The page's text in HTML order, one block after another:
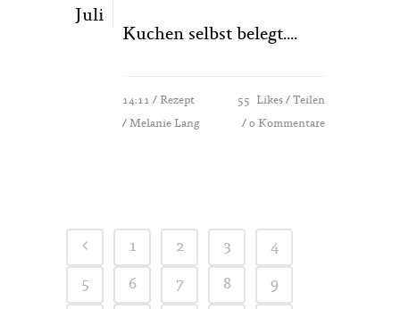
Juli
Kuchen selbst belegt....
14:11 / Rezept
/ Melanie Lang
55 Likes
Teilen
0 Kommentare
1 2 3 4
5 6 7 8 9